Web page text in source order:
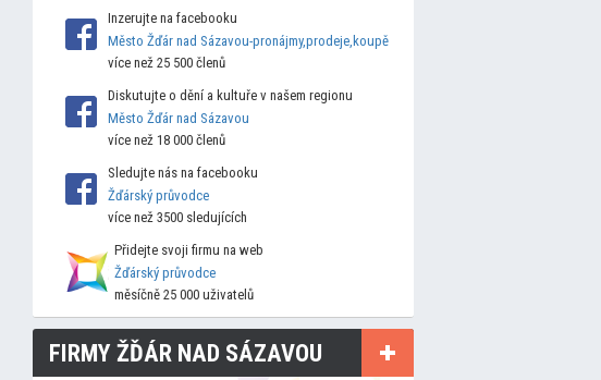
Inzerujte na facebooku
Město Žďár nad Sázavou-pronájmy,prodeje,koupě
více než 25 500 členů
Diskutujte o dění a kultuře v našem regionu
Město Žďár nad Sázavou
více než 18 000 členů
Sledujte nás na facebooku
Žďárský průvodce
více než 3500 sledujících
Přidejte svoji firmu na web
Žďárský průvodce
měsíčně 25 000 uživatelů
FIRMY ŽĎÁR NAD SÁZAVOU